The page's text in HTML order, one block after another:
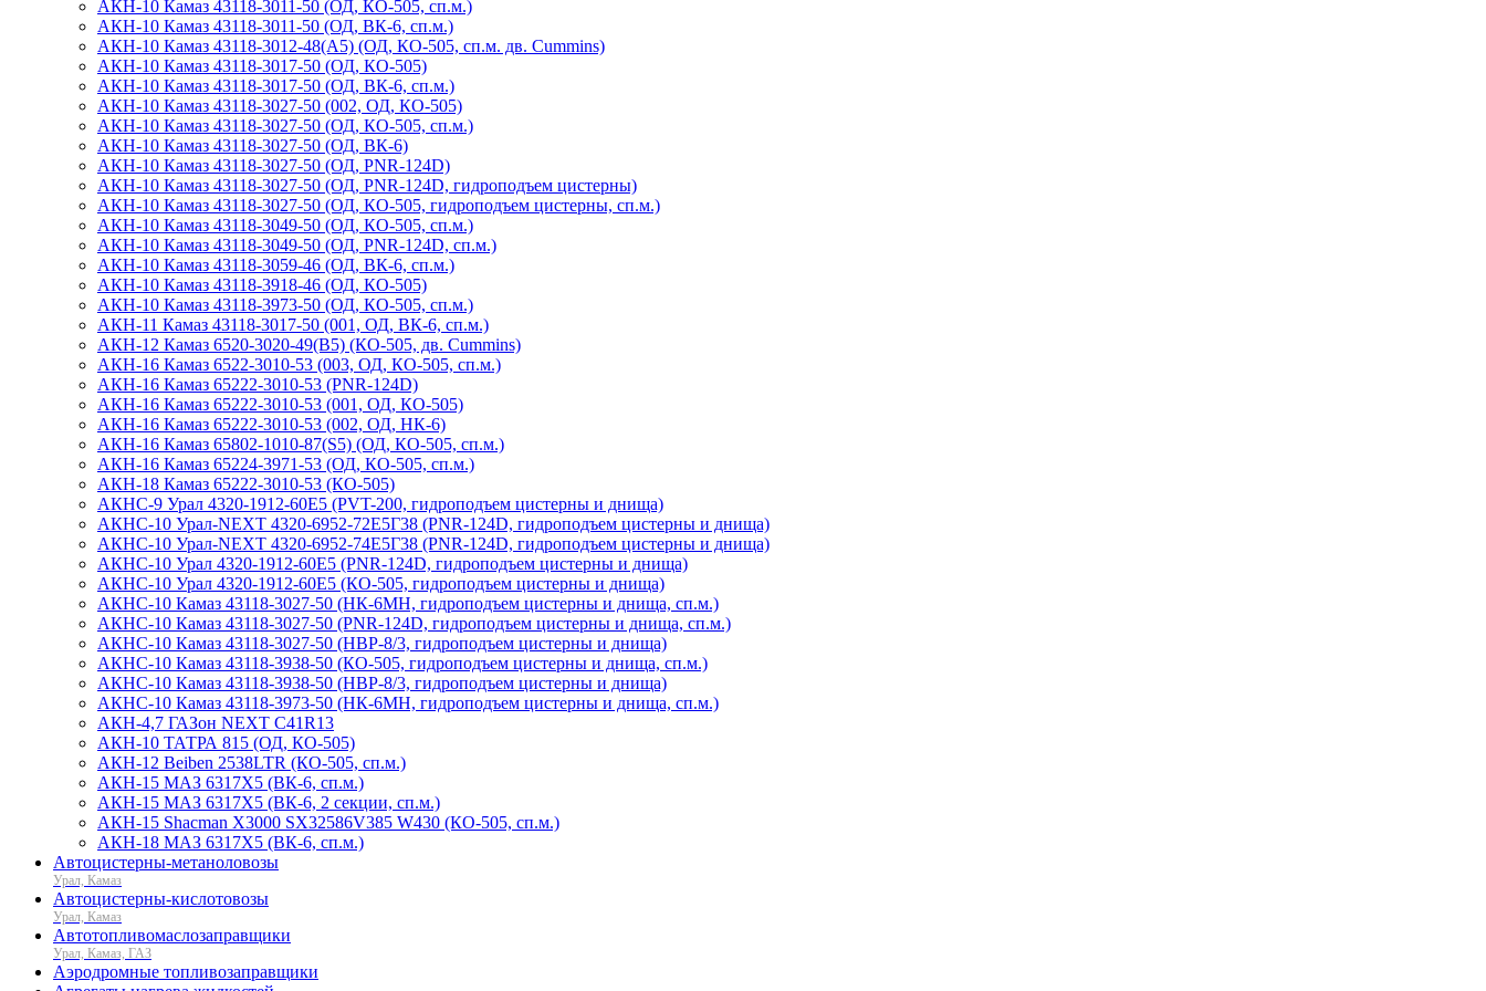
АКН-10 Камаз 43118-3011-50 (ОД, КО-505, сп.м.)
АКН-10 Камаз 43118-3011-50 (ОД, ВК-6, сп.м.)
АКН-10 Камаз 43118-3012-48(А5) (ОД, КО-505, сп.м. дв. Cummins)
АКН-10 Камаз 43118-3017-50 (ОД, КО-505)
АКН-10 Камаз 43118-3017-50 (ОД, ВК-6, сп.м.)
АКН-10 Камаз 43118-3027-50 (002, ОД, КО-505)
АКН-10 Камаз 43118-3027-50 (ОД, КО-505, сп.м.)
АКН-10 Камаз 43118-3027-50 (ОД, ВК-6)
АКН-10 Камаз 43118-3027-50 (ОД, PNR-124D)
АКН-10 Камаз 43118-3027-50 (ОД, PNR-124D, гидроподъем цистерны)
АКН-10 Камаз 43118-3027-50 (ОД, КО-505, гидроподъем цистерны, сп.м.)
АКН-10 Камаз 43118-3049-50 (ОД, КО-505, сп.м.)
АКН-10 Камаз 43118-3049-50 (ОД, PNR-124D, сп.м.)
АКН-10 Камаз 43118-3059-46 (ОД, ВК-6, сп.м.)
АКН-10 Камаз 43118-3918-46 (ОД, КО-505)
АКН-10 Камаз 43118-3973-50 (ОД, КО-505, сп.м.)
АКН-11 Камаз 43118-3017-50 (001, ОД, ВК-6, сп.м.)
АКН-12 Камаз 6520-3020-49(B5) (КО-505, дв. Cummins)
АКН-16 Камаз 6522-3010-53 (003, ОД, КО-505, сп.м.)
АКН-16 Камаз 65222-3010-53 (PNR-124D)
АКН-16 Камаз 65222-3010-53 (001, ОД, КО-505)
АКН-16 Камаз 65222-3010-53 (002, ОД, НК-6)
АКН-16 Камаз 65802-1010-87(S5) (ОД, КО-505, сп.м.)
АКН-16 Камаз 65224-3971-53 (ОД, КО-505, сп.м.)
АКН-18 Камаз 65222-3010-53 (КО-505)
АКНС-9 Урал 4320-1912-60Е5 (PVT-200, гидроподъем цистерны и днища)
АКНС-10 Урал-NEXT 4320-6952-72Е5Г38 (PNR-124D, гидроподъем цистерны и днища)
АКНС-10 Урал-NEXT 4320-6952-74Е5Г38 (PNR-124D, гидроподъем цистерны и днища)
АКНС-10 Урал 4320-1912-60Е5 (PNR-124D, гидроподъем цистерны и днища)
АКНС-10 Урал 4320-1912-60Е5 (КО-505, гидроподъем цистерны и днища)
АКНС-10 Камаз 43118-3027-50 (НК-6МН, гидроподъем цистерны и днища, сп.м.)
АКНС-10 Камаз 43118-3027-50 (PNR-124D, гидроподъем цистерны и днища, сп.м.)
АКНС-10 Камаз 43118-3027-50 (НВР-8/3, гидроподъем цистерны и днища)
АКНС-10 Камаз 43118-3938-50 (КО-505, гидроподъем цистерны и днища, сп.м.)
АКНС-10 Камаз 43118-3938-50 (НВР-8/3, гидроподъем цистерны и днища)
АКНС-10 Камаз 43118-3973-50 (НК-6МН, гидроподъем цистерны и днища, сп.м.)
АКН-4,7 ГАЗон NEXT C41R13
АКН-10 ТАТРА 815 (ОД, КО-505)
АКН-12 Beiben 2538LTR (КО-505, сп.м.)
АКН-15 МАЗ 6317Х5 (ВК-6, сп.м.)
АКН-15 МАЗ 6317Х5 (ВК-6, 2 секции, сп.м.)
АКН-15 Shacman X3000 SX32586V385 W430 (КО-505, сп.м.)
АКН-18 МАЗ 6317Х5 (ВК-6, сп.м.)
Автоцистерны-метаноловозы
Урал, Камаз
Автоцистерны-кислотовозы
Урал, Камаз
Автотопливомаслозаправщики
Урал, Камаз, ГАЗ
Аэродромные топливозаправщики